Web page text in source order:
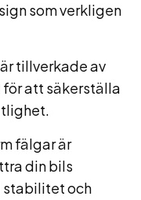
som verkligen
tillverkade av
att säkerställa
fälgar är
din bils
stabilitet och